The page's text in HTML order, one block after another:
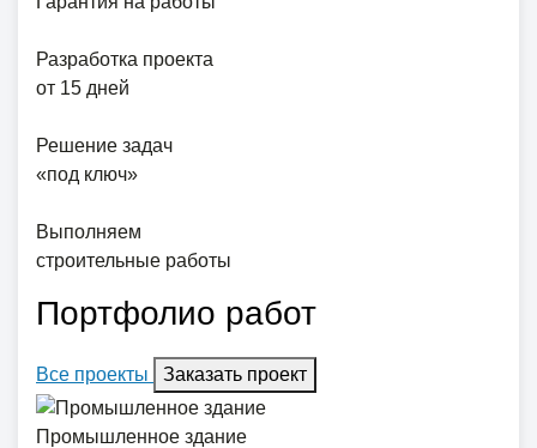
Разработка проекта
от 15 дней
Решение задач
«под ключ»
Выполняем
строительные работы
Портфолио работ
Все проекты Заказать проект
Промышленное здание